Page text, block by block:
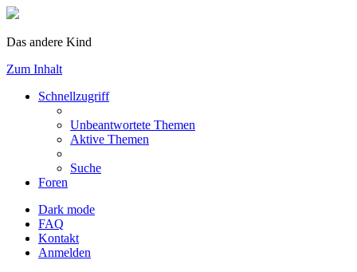
Das andere Kind
Zum Inhalt
Schnellzugriff
Unbeantwortete Themen
Aktive Themen
Suche
Foren
Dark mode
FAQ
Kontakt
Anmelden